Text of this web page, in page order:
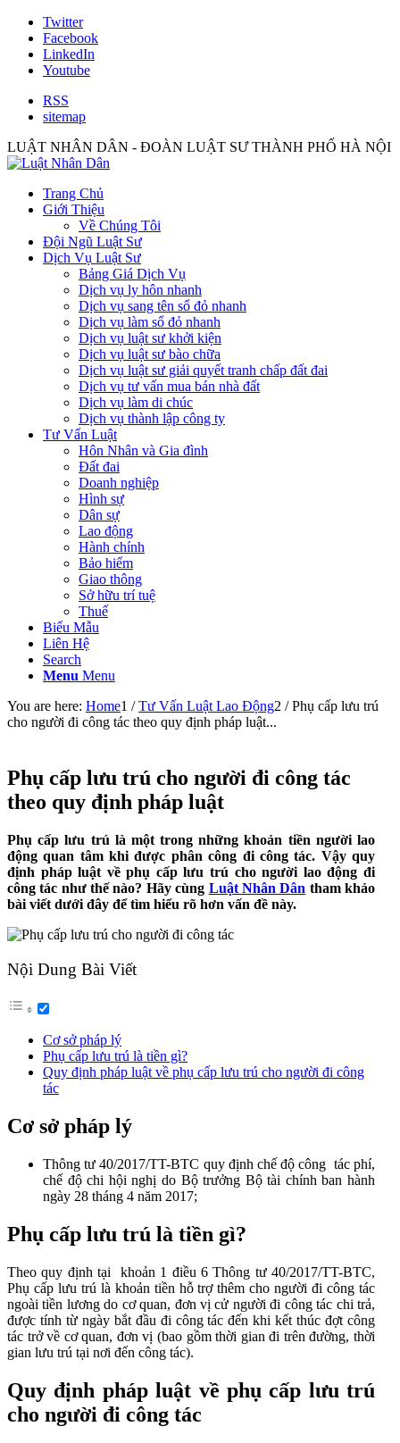
Twitter
Facebook
LinkedIn
Youtube
RSS
sitemap
LUẬT NHÂN DÂN - ĐOÀN LUẬT SƯ THÀNH PHỐ HÀ NỘI
Trang Chủ
Giới Thiệu
Về Chúng Tôi
Đội Ngũ Luật Sư
Dịch Vụ Luật Sư
Bảng Giá Dịch Vụ
Dịch vụ ly hôn nhanh
Dịch vụ sang tên sổ đỏ nhanh
Dịch vụ làm sổ đỏ nhanh
Dịch vụ luật sư khởi kiện
Dịch vụ luật sư bào chữa
Dịch vụ luật sư giải quyết tranh chấp đất đai
Dịch vụ tư vấn mua bán nhà đất
Dịch vụ làm di chúc
Dịch vụ thành lập công ty
Tư Vấn Luật
Hôn Nhân và Gia đình
Đất đai
Doanh nghiệp
Hình sự
Dân sự
Lao động
Hành chính
Bảo hiểm
Giao thông
Sở hữu trí tuệ
Thuế
Biểu Mẫu
Liên Hệ
Search
Menu Menu
You are here: Home1 / Tư Vấn Luật Lao Động2 / Phụ cấp lưu trú
cho người đi công tác theo quy định pháp luật...
Phụ cấp lưu trú cho người đi công tác
theo quy định pháp luật
Phụ cấp lưu trú là một trong những khoản tiền người lao
động quan tâm khi được phân công đi công tác. Vậy quy
định pháp luật về phụ cấp lưu trú cho người lao động đi
công tác như thế nào? Hãy cùng Luật Nhân Dân tham khảo
bài viết dưới đây để tìm hiểu rõ hơn vấn đề này.
Nội Dung Bài Viết
Cơ sở pháp lý
Phụ cấp lưu trú là tiền gì?
Quy định pháp luật về phụ cấp lưu trú cho người đi công
tác
Cơ sở pháp lý
Thông tư 40/2017/TT-BTC quy định chế độ công tác phí,
chế độ chi hội nghị do Bộ trưởng Bộ tài chính ban hành
ngày 28 tháng 4 năm 2017;
Phụ cấp lưu trú là tiền gì?
Theo quy định tại khoản 1 điều 6 Thông tư 40/2017/TT-BTC,
Phụ cấp lưu trú là khoản tiền hỗ trợ thêm cho người đi công tác
ngoài tiền lương do cơ quan, đơn vị cử người đi công tác chi trả,
được tính từ ngày bắt đầu đi công tác đến khi kết thúc đợt công
tác trở về cơ quan, đơn vị (bao gồm thời gian đi trên đường, thời
gian lưu trú tại nơi đến công tác).
Quy định pháp luật về phụ cấp lưu trú
cho người đi công tác